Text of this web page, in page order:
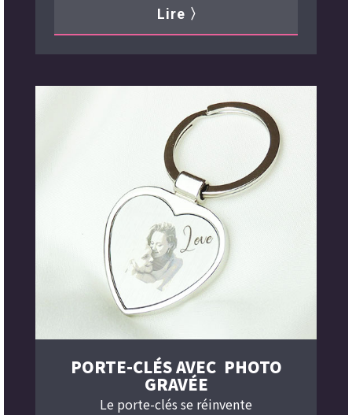
Lire 〉
PORTE-CLÉS AVEC PHOTO
GRAVÉE
Le porte-clés se réinvente